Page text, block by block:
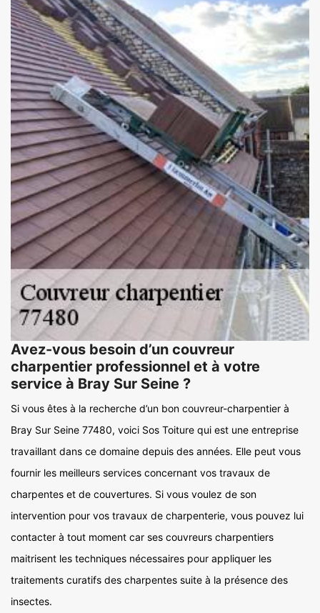
Avez-vous besoin d’un couvreur
charpentier professionnel et à votre
service à Bray Sur Seine ?
Si vous êtes à la recherche d’un bon couvreur-charpentier à
Bray Sur Seine 77480, voici Sos Toiture qui est une entreprise
travaillant dans ce domaine depuis des années. Elle peut vous
fournir les meilleurs services concernant vos travaux de
charpentes et de couvertures. Si vous voulez de son
intervention pour vos travaux de charpenterie, vous pouvez lui
contacter à tout moment car ses couvreurs charpentiers
maitrisent les techniques nécessaires pour appliquer les
traitements curatifs des charpentes suite à la présence des
insectes.